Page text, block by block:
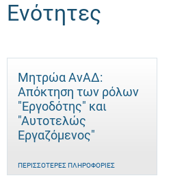
Ενότητες
Μητρώα ΑνΑΔ:
Απόκτηση των ρόλων
"Εργοδότης" και
"Αυτοτελώς
Eργαζόμενος"
ΠΕΡΙΣΣΌΤΕΡΕΣ ΠΛΗΡΟΦΟΡΊΕΣ